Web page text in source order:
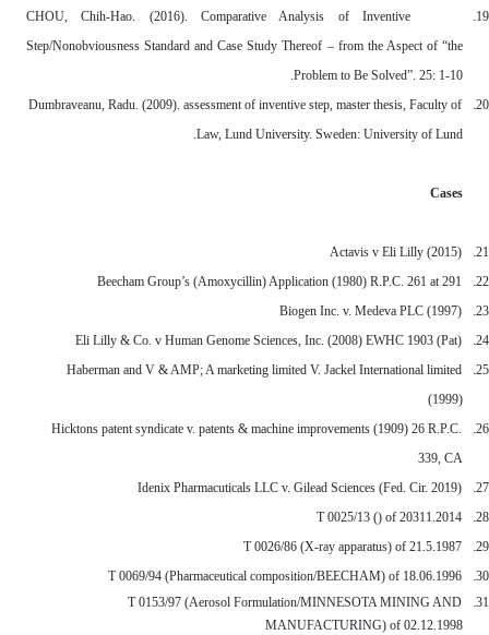
19.
CHOU, Chih-Hao. (2016). Comparative Analysis of Inventive
Step/Nonobviousness Standard and Case Study Thereof – from the Aspect of “the
Problem to Be Solved”. 25: 1-10.
20.
Dumbraveanu, Radu. (2009). assessment of inventive step, master thesis, Faculty of
Law, Lund University. Sweden: University of Lund.
Cases
21.
Actavis v Eli Lilly (2015)
22.
Beecham Group’s (Amoxycillin) Application (1980) R.P.C. 261 at 291
23.
Biogen Inc. v. Medeva PLC (1997)
24.
Eli Lilly & Co. v Human Genome Sciences, Inc. (2008) EWHC 1903 (Pat)
25.
Haberman and V & AMP; A marketing limited V. Jackel International limited
(1999)
26.
Hicktons patent syndicate v. patents & machine improvements (1909) 26 R.P.C.
339, CA
27.
Idenix Pharmacuticals LLC v. Gilead Sciences (Fed. Cir. 2019)
28.
T 0025/13 () of 20311.2014
29.
T 0026/86 (X-ray apparatus) of 21.5.1987
30.
T 0069/94 (Pharmaceutical composition/BEECHAM) of 18.06.1996
31.
T 0153/97 (Aerosol Formulation/MINNESOTA MINING AND
MANUFACTURING) of 02.12.1998